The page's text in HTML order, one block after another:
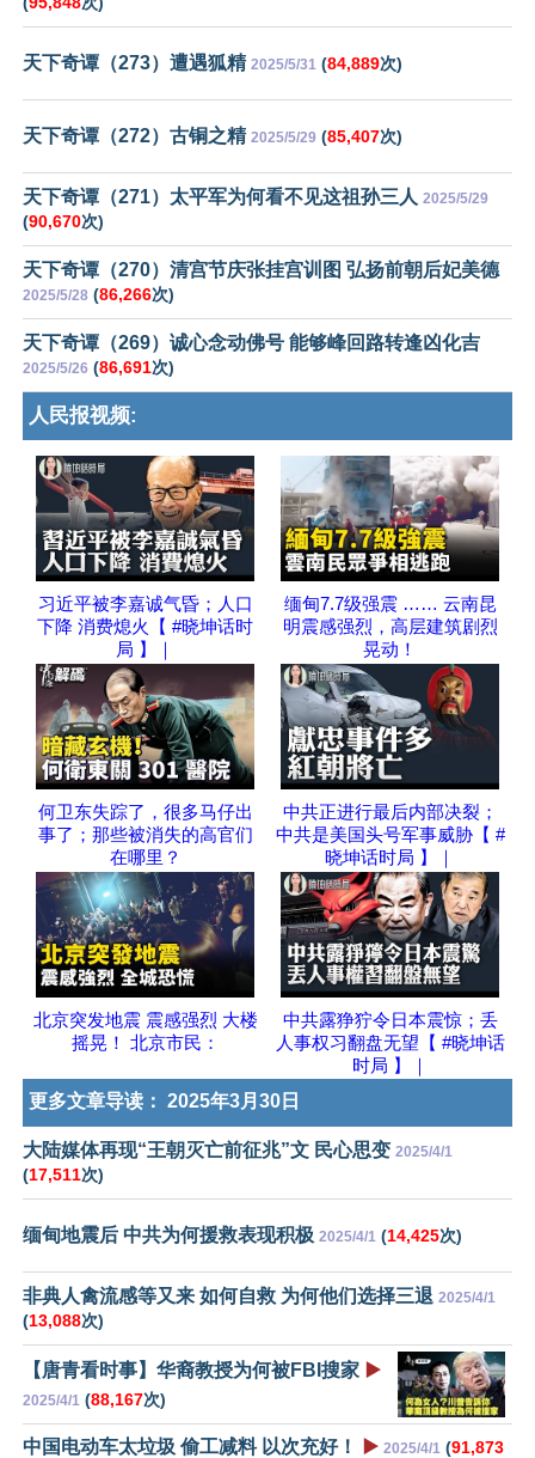
天下奇谭（273）遭遇狐精 2025/5/31 (84,889次)
天下奇谭（272）古铜之精 2025/5/29 (85,407次)
天下奇谭（271）太平军为何看不见这祖孙三人 2025/5/29
(90,670次)
天下奇谭（270）清宫节庆张挂宫训图 弘扬前朝后妃美德
2025/5/28 (86,266次)
天下奇谭（269）诚心念动佛号 能够峰回路转逢凶化吉
2025/5/26 (86,691次)
人民报视频:
习近平被李嘉诚气昏；人口
下降 消费熄火【 #晓坤话时
局 】｜
缅甸7.7级强震 …… 云南昆
明震感强烈，高层建筑剧烈
晃动！
何卫东失踪了，很多马仔出
事了；那些被消失的高官们
在哪里？
中共正进行最后内部决裂；
中共是美国头号军事威胁【 #
晓坤话时局 】｜
北京突发地震 震感强烈 大楼
摇晃！ 北京市民：
中共露狰狞令日本震惊；丢
人事权习翻盘无望【 #晓坤话
时局 】｜
更多文章导读： 2025年3月30日
大陆媒体再现“王朝灭亡前征兆”文 民心思变 2025/4/1
(17,511次)
缅甸地震后 中共为何援救表现积极 2025/4/1 (14,425次)
非典人禽流感等又来 如何自救 为何他们选择三退 2025/4/1
(13,088次)
【唐青看时事】华裔教授为何被FBI搜家 ▶️
2025/4/1 (88,167次)
中国电动车太垃圾 偷工减料 以次充好！ ▶️ 2025/4/1 (91,873